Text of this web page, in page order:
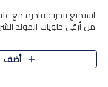
من أرقى حلويات المولد
تجمع بين الأصناف
والاختيارات الغنية بالم..
أضف